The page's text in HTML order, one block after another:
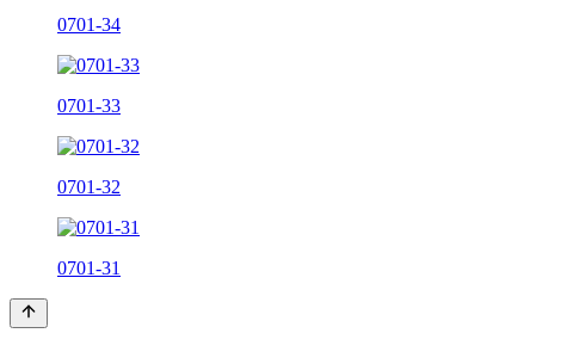
0701-34
0701-33
0701-32
0701-31